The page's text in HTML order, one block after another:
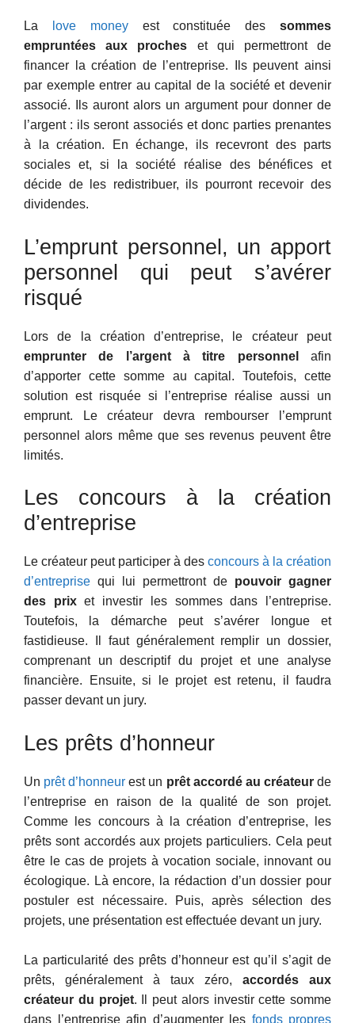
La love moneyest constituée dessommes
empruntées aux proches et qui permettront de
financer la création de l’entreprise. Ils peuvent ainsi
par exemple entrer au capital de la société et devenir
associé. Ils auront alors un argument pour donner de
l’argent : ils seront associés et donc parties prenantes
à la création. En échange, ils recevront des parts
sociales et, si la société réalise des bénéfices et
décide de les redistribuer, ils pourront recevoir des
dividendes.
L’emprunt personnel, un apport
personnel qui peut s’avérer
risqué
Lors de la création d’entreprise, le créateur peut
emprunter de l’argent à titre personnel
afin
d’apporter cette somme au capital. Toutefois, cette
solution est risquée si l’entreprise réalise aussi un
emprunt. Le créateur devra rembourser l’emprunt
personnel alors même que ses revenus peuvent être
limités.
Les concours à la création
d’entreprise
Le créateur peut participer à des concours à la création
d’entreprise qui lui permettront de pouvoir gagner
des prixet investir les sommes dans l’entreprise.
Toutefois, la démarche peut s’avérer longue et
fastidieuse. Il faut généralement remplir un dossier,
comprenant un descriptif du projet et une analyse
financière. Ensuite, si le projet est retenu, il faudra
passer devant un jury.
Les prêts d’honneur
Un prêt d’honneur est un prêt accordé au créateurde
l’entreprise en raison de la qualité de son projet.
Comme les concours à la création d’entreprise, les
prêts sont accordés aux projets particuliers. Cela peut
être le cas de projets à vocation sociale, innovant ou
écologique. Là encore, la rédaction d’un dossier pour
postuler est nécessaire. Puis, après sélection des
projets, une présentation est effectuée devant un jury.
La particularité des prêts d’honneur est qu’il s’agit de
prêts, généralement à taux zéro, accordés aux
créateur du projet. Il peut alors investir cette somme
dans l’entreprise afin d’augmenter les fonds propres